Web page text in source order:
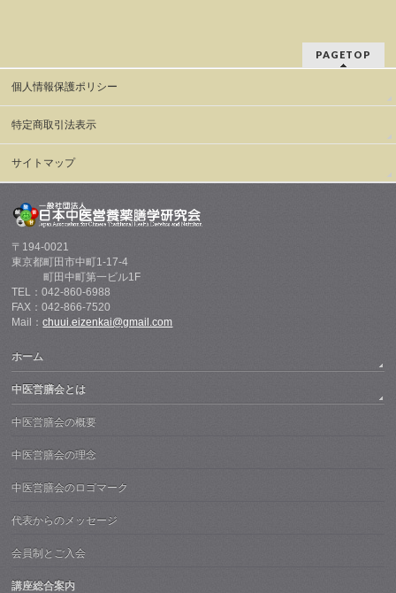
PAGETOP
個人情報保護ポリシー
特定商取引法表示
サイトマップ
〒194-0021
東京都町田市中町1-17-4
町田中町第一ビル1F
TEL：042-860-6988
FAX：042-866-7520
Mail：chuui.eizenkai@gmail.com
ホーム
中医営膳会とは
中医営膳会の概要
中医営膳会の理念
中医営膳会のロゴマーク
代表からのメッセージ
会員制とご入会
講座総合案内